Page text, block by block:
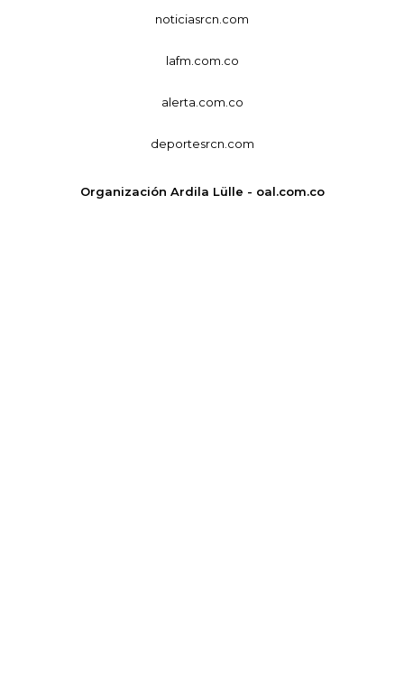
noticiasrcn.com
lafm.com.co
alerta.com.co
deportesrcn.com
Organización Ardila Lülle - oal.com.co